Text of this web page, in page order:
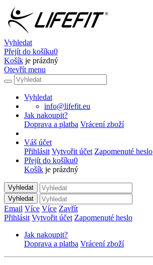
Vyhledat
Přejít do košíku0
Košík je prázdný
Otevřít menu
Vyhledat
info@lifefit.eu
Jak nakoupit?
Doprava a platba Vrácení zboží
Váš účet
Přihlásit Vytvořit účet Zapomenuté heslo
Přejít do košíku0
Košík je prázdný
Vyhledat
Vyhledat
Email Více Více Zavřít
Přihlásit Vytvořit účet Zapomenuté heslo
Jak nakoupit?
Doprava a platba Vrácení zboží